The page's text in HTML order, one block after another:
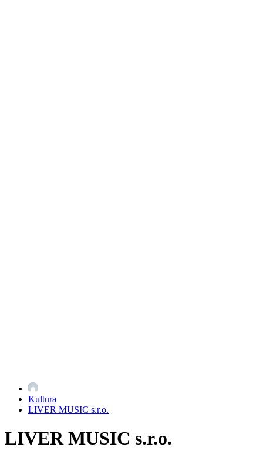
Kultura
LIVER MUSIC s.r.o.
LIVER MUSIC s.r.o.